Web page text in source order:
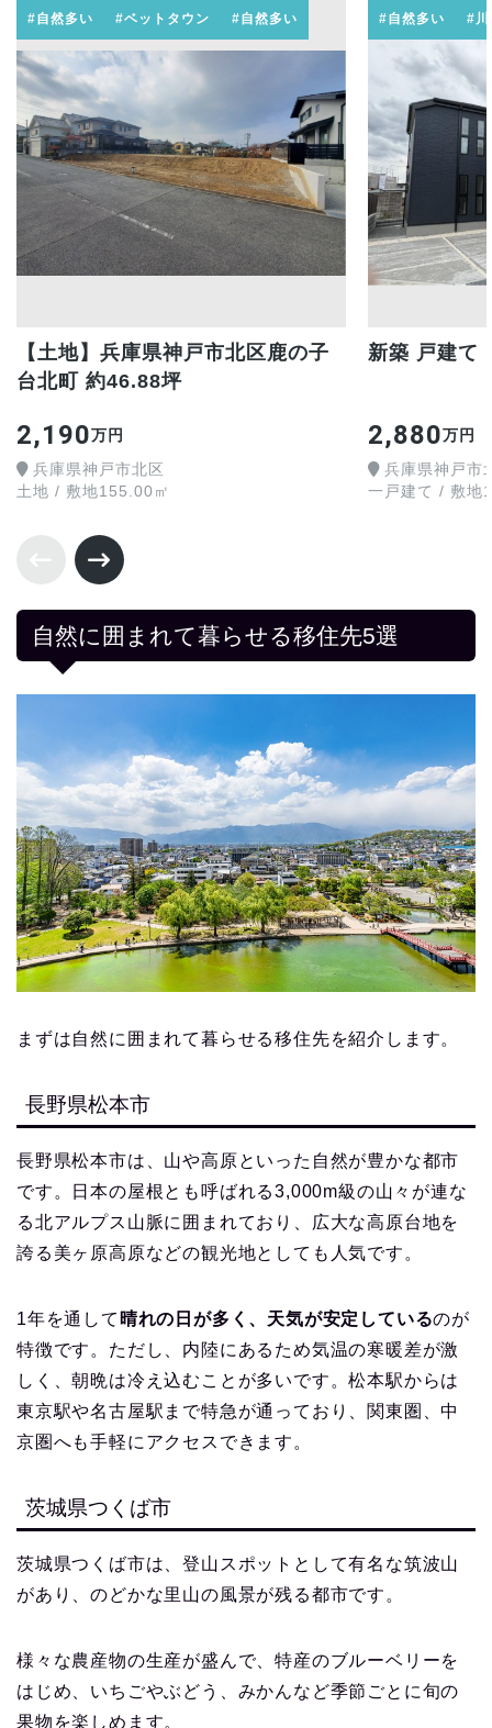
#自然多い #ベットタウン #自然多い
【土地】兵庫県神戸市北区鹿の子
台北町 約46.88坪
2,190万円
兵庫県神戸市北区
土地 / 敷地155.00㎡
#自然多い #川
新築 戸建て
2,880万円
兵庫県神戸市
一戸建て / 敷地
自然に囲まれて暮らせる移住先5選
まずは自然に囲まれて暮らせる移住先を紹介します。
長野県松本市
長野県松本市は、山や高原といった自然が豊かな都市
です。日本の屋根とも呼ばれる3,000m級の山々が連な
る北アルプス山脈に囲まれており、広大な高原台地を
誇る美ヶ原高原などの観光地としても人気です。
1年を通して 晴れの日が多く、天気が安定しているのが
特徴です。ただし、内陸にあるため気温の寒暖差が激
しく、朝晩は冷え込むことが多いです。松本駅からは
東京駅や名古屋駅まで特急が通っており、関東圏、中
京圏へも手軽にアクセスできます。
茨城県つくば市
茨城県つくば市は、登山スポットとして有名な筑波山
があり、のどかな里山の風景が残る都市です。
様々な農産物の生産が盛んで、特産のブルーベリーを
はじめ、いちごやぶどう、みかんなど季節ごとに旬の
果物を楽しめます。